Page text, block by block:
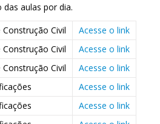
das aulas por dia.
Civil
Acesse o link
Civil
Acesse o link
Civil
Acesse o link
Acesse o link
Acesse o link